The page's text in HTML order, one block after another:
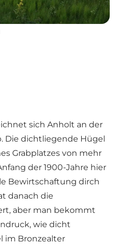
sich Anholt an der
Die dichtliegende Hügel
Grabplatzes von mehr
der 1900-Jahre hier
Bewirtschaftung dirch
danach die
aber man bekommt
wie dicht
im Bronzealter